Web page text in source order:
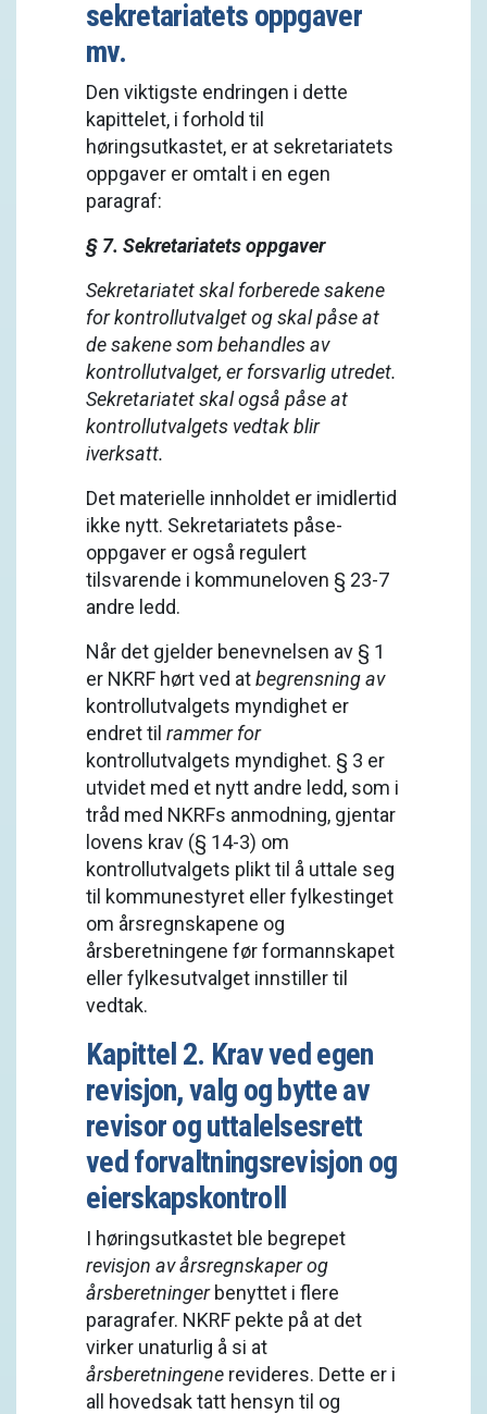
sekretariatets oppgaver
mv.
Den viktigste endringen i dette
kapittelet, i forhold til
høringsutkastet, er at sekretariatets
oppgaver er omtalt i en egen
paragraf:
§ 7. Sekretariatets oppgaver
Sekretariatet skal forberede sakene
for kontrollutvalget og skal påse at
de sakene som behandles av
kontrollutvalget, er forsvarlig utredet.
Sekretariatet skal også påse at
kontrollutvalgets vedtak blir
iverksatt.
Det materielle innholdet er imidlertid
ikke nytt. Sekretariatets påse-
oppgaver er også regulert
tilsvarende i kommuneloven § 23-7
andre ledd.
Når det gjelder benevnelsen av § 1
er NKRF hørt ved atbegrensning av
kontrollutvalgets myndighet er
endret til rammer for
kontrollutvalgets myndighet. § 3 er
utvidet med et nytt andre ledd, som i
tråd med NKRFs anmodning, gjentar
lovens krav (§ 14-3) om
kontrollutvalgets plikt til å uttale seg
til kommunestyret eller fylkestinget
om årsregnskapene og
årsberetningene før formannskapet
eller fylkesutvalget innstiller til
vedtak.
Kapittel 2. Krav ved egen
revisjon, valg og bytte av
revisor og uttalelsesrett
ved forvaltningsrevisjon og
eierskapskontroll
I høringsutkastet ble begrepet
revisjon av årsregnskaper og
årsberetningerbenyttet i flere
paragrafer. NKRF pekte på at det
virker unaturlig å si at
årsberetningene revideres. Dette er i
all hovedsak tatt hensyn til og